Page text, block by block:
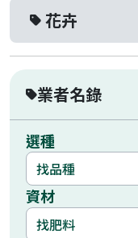
花卉
業者名錄
選種
找品種
資材
找肥料